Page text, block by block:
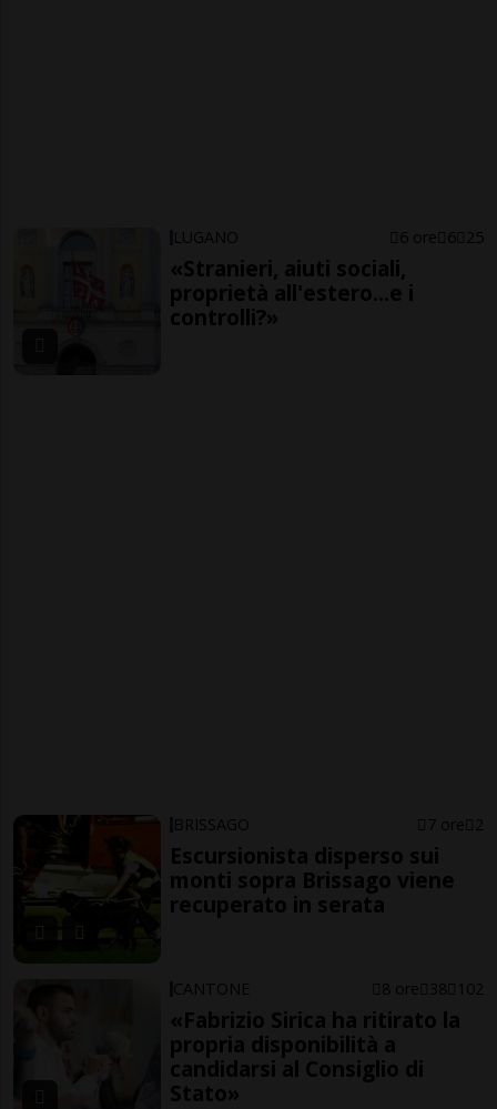
LUGANO 6 ore 6 25
«Stranieri, aiuti sociali,
proprietà all'estero...e i
controlli?»
BRISSAGO 7 ore 2
Escursionista disperso sui
monti sopra Brissago viene
recuperato in serata
CANTONE 8 ore 38 102
«Fabrizio Sirica ha ritirato la
propria disponibilità a
candidarsi al Consiglio di
Stato»